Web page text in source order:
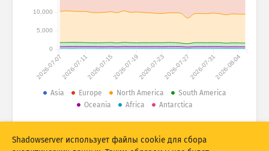
Справка
Набор данных
Ограничение
2026-07-072026-07-112026-07-152026-07-192026-07-232026-07-272026-07-312026-08-04
0
5,000
10,000
Asia Europe North America
South America
Oceania
Africa Antarctica
Shadowserver использует файлы cookie для сбора